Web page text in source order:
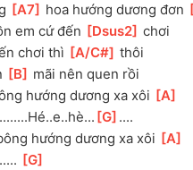
A7 hoa hướng dương đơn
em cứ đến
Dsus2 ] chơi
chơi thì
A/C# ] thôi
B
mãi nên quen rồi
hướng dương xa xôi
A
G ]....
hướng dương xa xôi
A
G